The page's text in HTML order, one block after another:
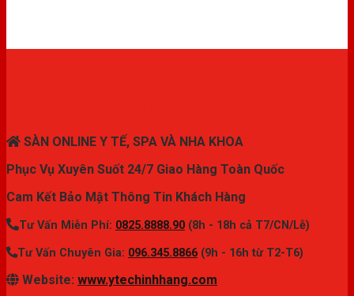
SÀN ONLINE Y TẾ, SPA VÀ NHA KHOA
Phục Vụ Xuyên Suốt 24/7 Giao Hàng Toàn Quốc
Cam Kết Bảo Mật Thông Tin Khách Hàng
Tư Vấn Miễn Phí: 0825.8888.90 (8h - 18h cả T7/CN/Lễ)
Tư Vấn Chuyên Gia: 096.345.8866 (9h - 16h từ T2-T6)
Website: www.ytechinhhang.com